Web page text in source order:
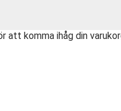
att komma ihåg din